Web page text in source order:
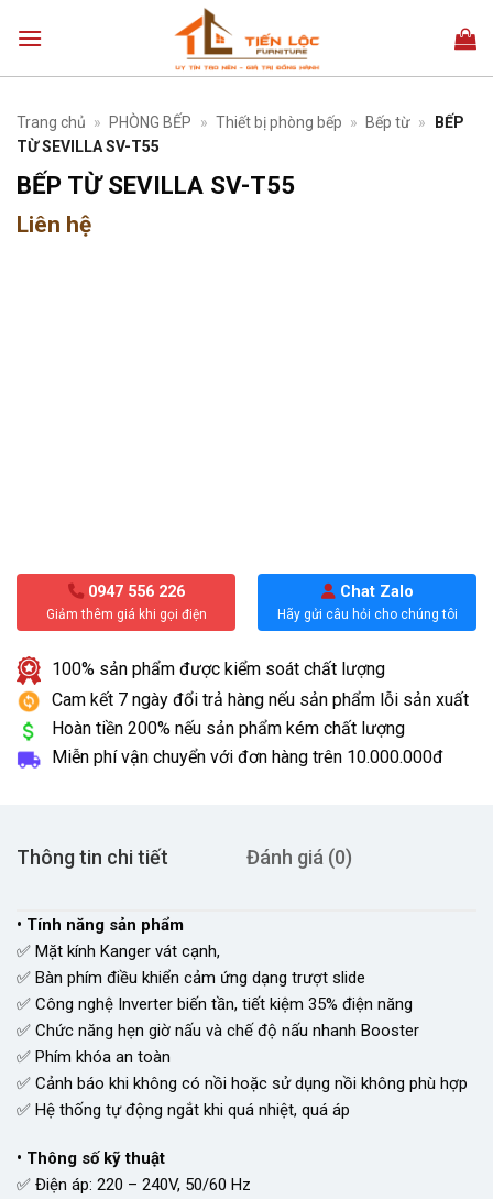
qua
Trang chủ » PHÒNG BẾP » Thiết bị phòng bếp » Bếp từ »
BẾP
TỪ SEVILLA SV-T55
BẾP TỪ SEVILLA SV-T55
Liên hệ
0947 556 226
Giảm thêm giá khi gọi điện
Chat Zalo
Hãy gửi câu hỏi cho chúng tôi
100% sản phẩm được kiểm soát chất lượng
Cam kết 7 ngày đổi trả hàng nếu sản phẩm lỗi sản xuất
Hoàn tiền 200% nếu sản phẩm kém chất lượng
Miễn phí vận chuyển với đơn hàng trên 10.000.000đ
Thông tin chi tiết Đánh giá (0)
• Tính năng sản phẩm
✅ Mặt kính Kanger vát cạnh,
✅ Bàn phím điều khiển cảm ứng dạng trượt slide
✅ Công nghệ Inverter biến tần, tiết kiệm 35% điện năng
✅ Chức năng hẹn giờ nấu và chế độ nấu nhanh Booster
✅ Phím khóa an toàn
✅ Cảnh báo khi không có nồi hoặc sử dụng nồi không phù hợp
✅ Hệ thống tự động ngắt khi quá nhiệt, quá áp
• Thông số kỹ thuật
✅ Điện áp: 220 – 240V, 50/60 Hz